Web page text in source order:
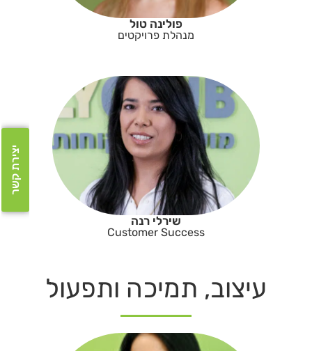
פולינה טול
מנהלת פרויקטים
שירלי רנה
Customer Success
עיצוב, תמיכה ותפעול
יצירת קשר